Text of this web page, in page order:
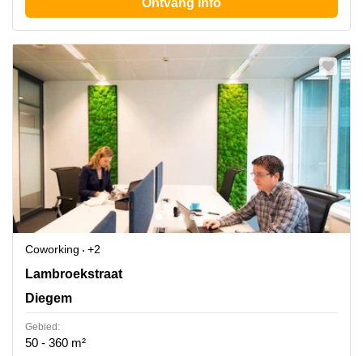
Coworking
+2
Lambroekstraat 5A, Diegem
Lambroekstraat
Diegem
Gebied:
50 - 360 m²